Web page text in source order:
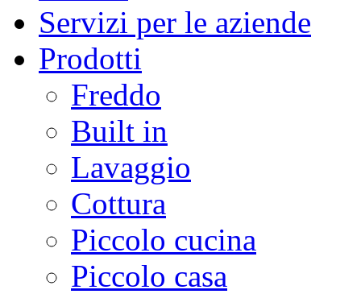
Servizi per le aziende
Prodotti
Freddo
Built in
Lavaggio
Cottura
Piccolo cucina
Piccolo casa